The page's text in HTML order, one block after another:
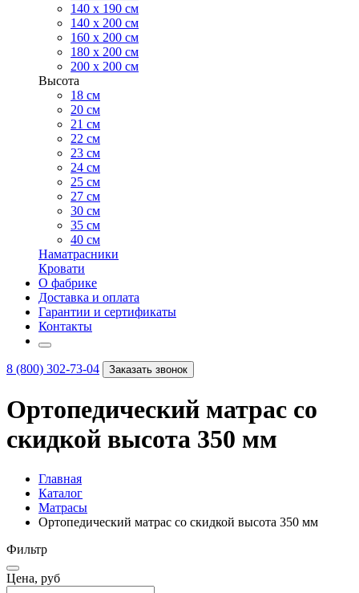
140 х 190 см
140 х 200 см
160 х 200 см
180 х 200 см
200 х 200 см
Высота
18 см
20 см
21 см
22 см
23 см
24 см
25 см
27 см
30 см
35 см
40 см
Наматрасники
Кровати
О фабрике
Доставка и оплата
Гарантии и сертификаты
Контакты
8 (800) 302-73-04 Заказать звонок
Ортопедический матрас со
скидкой высота 350 мм
Главная
Каталог
Матрасы
Ортопедический матрас со скидкой высота 350 мм
Фильтр
Цена, руб